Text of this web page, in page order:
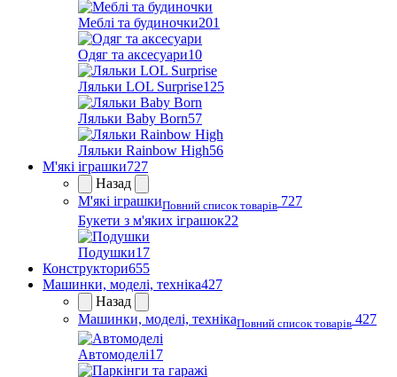
Меблі та будиночки201
Одяг та аксесуари10
Ляльки LOL Surprise125
Ляльки Baby Born57
Ляльки Rainbow High56
М'які іграшки727
Назад
М'які іграшкиПовний список товарів 727
Букети з м'яких іграшок22
Подушки17
Конструктори655
Машинки, моделі, техніка427
Назад
Машинки, моделі, технікаПовний список товарів 427
Автомоделі17